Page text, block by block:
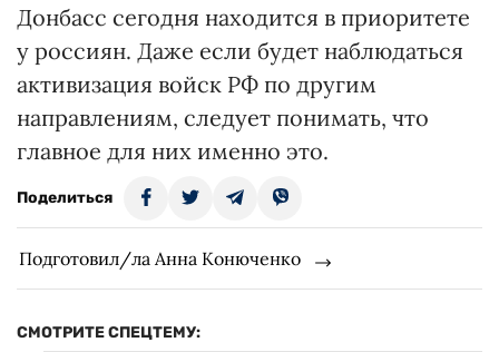
Донбасс сегодня находится в приоритете
у россиян. Даже если будет наблюдаться
активизация войск РФ по другим
направлениям, следует понимать, что
главное для них именно это.
Поделиться
Подготовил/ла Анна Конюченко
СМОТРИТЕ СПЕЦТЕМУ: